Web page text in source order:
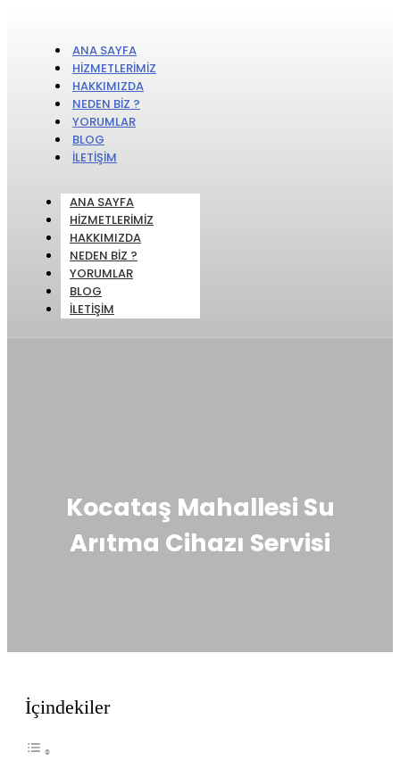
ANA SAYFA
HIZMETLERIMIZ
HAKKIMIZDA
NEDEN BIZ ?
YORUMLAR
BLOG
İLETIŞIM
ANA SAYFA
HIZMETLERIMIZ
HAKKIMIZDA
NEDEN BIZ ?
YORUMLAR
BLOG
İLETIŞIM
Kocataş Mahallesi Su
Arıtma Cihazı Servisi
İçindekiler